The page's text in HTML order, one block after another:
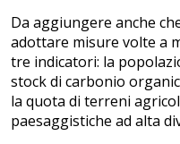
Da aggiungere anche
adottare misure volte a
tre indicatori: la
stock di carbonio
la quota di terreni
paesaggistiche ad alta